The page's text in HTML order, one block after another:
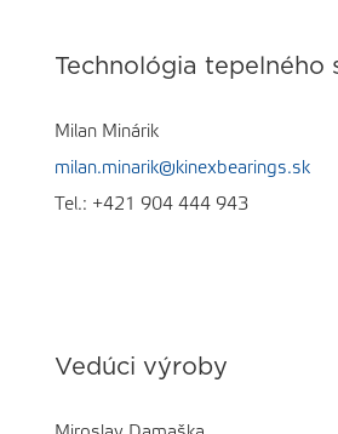
Technológia tepelného
Milan Minárik
milan.minarik@kinexbearings.sk
Tel.: +421 904 444 943
Vedúci výroby